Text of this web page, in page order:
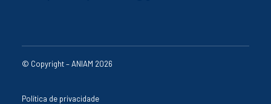
© Copyright – ANIAM 2026
Política de privacidade